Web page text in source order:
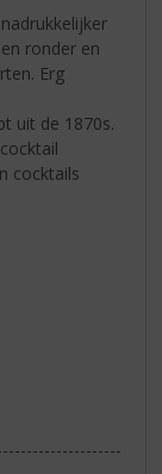
ronder en
Erg
uit de 1870s.
cocktails